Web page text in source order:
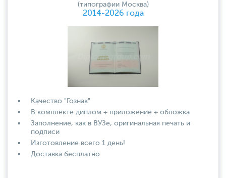
(типографии Москва)
2014-2026 года
Качество "Гознак"
В комплекте диплом + приложение + обложка
Заполнение, как в ВУЗе, оригинальная печать и
подписи
Изготовление всего 1 день!
Доставка бесплатно